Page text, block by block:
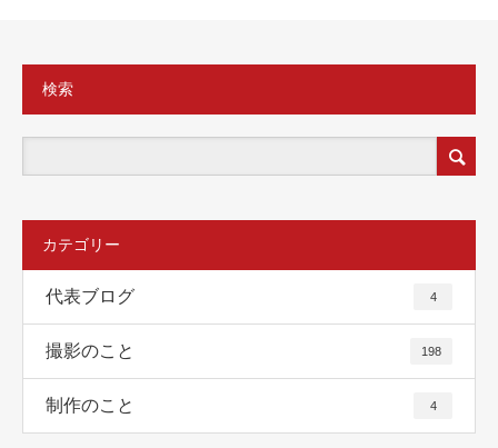
検索
カテゴリー
代表ブログ 4
撮影のこと 198
制作のこと 4